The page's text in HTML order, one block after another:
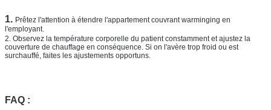
1. Prêtez l'attention à étendre l'appartement couvrant warminging en
l'employant.
2. Observez la température corporelle du patient constamment et ajustez la
couverture de chauffage en conséquence. Si on l'avère trop froid ou est
surchauffé, faites les ajustements opportuns.
FAQ :